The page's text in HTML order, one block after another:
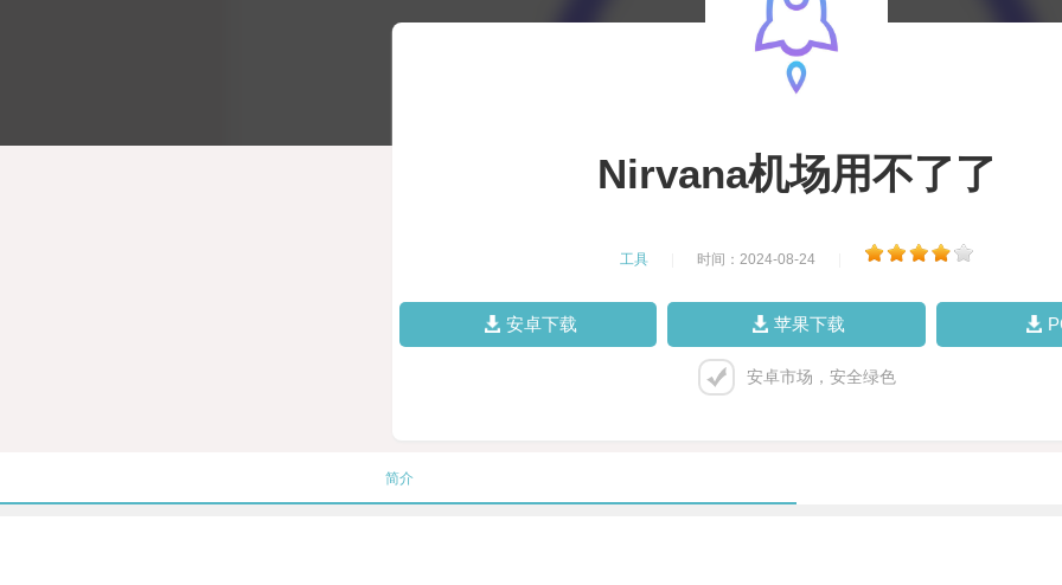
Nirvana机场用不了了
工具 时间：2024-08-24
安卓下载 苹果下载
安卓市场，安全绿色
简介